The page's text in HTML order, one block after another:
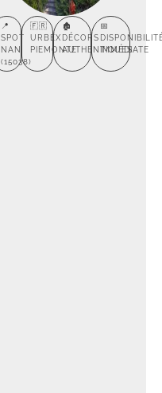
📍
SPOT
NAN
(15038)
🇫🇷
URBEX
PIEMONTE
🏚️
DÉCORS
AUTHENTIQUES
📅
IMMÉDIATE